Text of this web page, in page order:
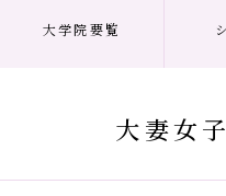
大学院要覧
大妻女